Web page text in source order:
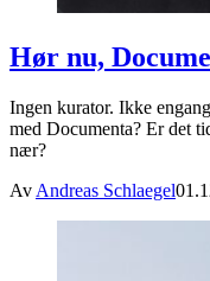
Hør nu,
Ingen kurator. Ikke
med Documenta? Er det
nær?
Av Andreas Schlaegel